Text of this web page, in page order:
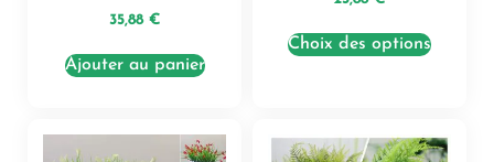
35,88 €
Ajouter au panier
Choix des options